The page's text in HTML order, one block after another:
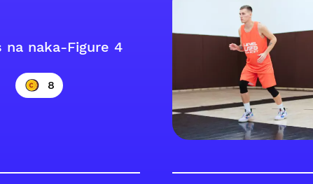
na naka-Figure 4
8